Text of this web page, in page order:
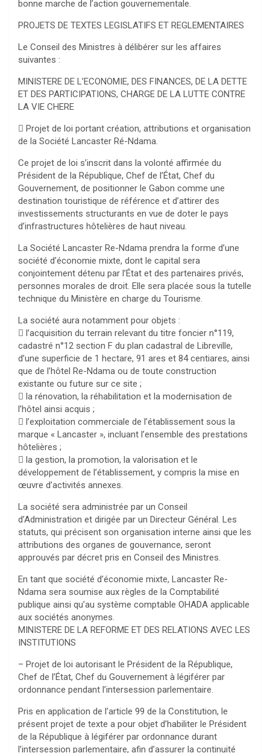
bonne marche de l’action gouvernementale.
PROJETS DE TEXTES LEGISLATIFS ET REGLEMENTAIRES
Le Conseil des Ministres à délibérer sur les affaires
suivantes :
MINISTERE DE L’ECONOMIE, DES FINANCES, DE LA DETTE
ET DES PARTICIPATIONS, CHARGE DE LA LUTTE CONTRE
LA VIE CHERE
 Projet de loi portant création, attributions et organisation
de la Société Lancaster Ré-Ndama.
Ce projet de loi s’inscrit dans la volonté affirmée du
Président de la République, Chef de l’État, Chef du
Gouvernement, de positionner le Gabon comme une
destination touristique de référence et d’attirer des
investissements structurants en vue de doter le pays
d’infrastructures hôtelières de haut niveau.
La Société Lancaster Re-Ndama prendra la forme d’une
société d’économie mixte, dont le capital sera
conjointement détenu par l’État et des partenaires privés,
personnes morales de droit. Elle sera placée sous la tutelle
technique du Ministère en charge du Tourisme.
La société aura notamment pour objets :
 l’acquisition du terrain relevant du titre foncier n°119,
cadastré n°12 section F du plan cadastral de Libreville,
d’une superficie de 1 hectare, 91 ares et 84 centiares, ainsi
que de l’hôtel Re-Ndama ou de toute construction
existante ou future sur ce site ;
 la rénovation, la réhabilitation et la modernisation de
l’hôtel ainsi acquis ;
 l’exploitation commerciale de l’établissement sous la
marque « Lancaster », incluant l’ensemble des prestations
hôtelières ;
 la gestion, la promotion, la valorisation et le
développement de l’établissement, y compris la mise en
œuvre d’activités annexes.
La société sera administrée par un Conseil
d’Administration et dirigée par un Directeur Général. Les
statuts, qui précisent son organisation interne ainsi que les
attributions des organes de gouvernance, seront
approuvés par décret pris en Conseil des Ministres.
En tant que société d’économie mixte, Lancaster Re-
Ndama sera soumise aux règles de la Comptabilité
publique ainsi qu’au système comptable OHADA applicable
aux sociétés anonymes.
MINISTERE DE LA REFORME ET DES RELATIONS AVEC LES
INSTITUTIONS
– Projet de loi autorisant le Président de la République,
Chef de l’État, Chef du Gouvernement à légiférer par
ordonnance pendant l’intersession parlementaire.
Pris en application de l’article 99 de la Constitution, le
présent projet de texte a pour objet d’habiliter le Président
de la République à légiférer par ordonnance durant
l’intersession parlementaire, afin d’assurer la continuité